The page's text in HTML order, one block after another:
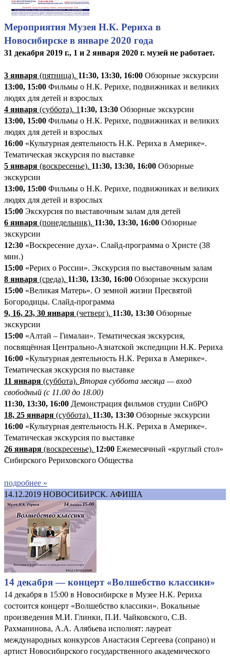
Мероприятия Музея Н.К. Рериха в
Новосибирске в январе 2020 года
31 декабря 2019 г., 1 и 2 января 2020 г. музей не работает.
3 января (пятница). 11:30, 13:30, 16:00 Обзорные экскурсии
13:00, 15:00 Фильмы о Н.К. Рерихе, подвижниках и великих
людях для детей и взрослых
4 января (суббота). 1 1:30, 13:30 Обзорные экскурсии
13:00, 15:00 Фильмы о Н.К. Рерихе, подвижниках и великих
людях для детей и взрослых
16:00 «Культурная деятельность Н.К. Рериха в Америке».
Тематическая экскурсия по выставке
5 января (воскресенье). 11:30, 13:30, 16:00 Обзорные
экскурсии
13:00, 15:00 Фильмы о Н.К. Рерихе, подвижниках и великих
людях для детей и взрослых
15:00 Экскурсия по выставочным залам для детей
6 января (понедельник). 11:30, 13:30, 16:00 Обзорные
экскурсии
12:30 «Воскресение духа». Слайд-программа о Христе (38
мин.)
15:00 «Рерих о России». Экскурсия по выставочным залам
8 января (среда). 11:30, 13:30, 16:00 Обзорные экскурсии
15:00 «Великая Матерь». О земной жизни Пресвятой
Богородицы. Слайд-программа
9, 16, 23, 30 января (четверг). 11:30, 13:30 Обзорные
экскурсии
15:00 «Алтай – Гималаи». Тематическая экскурсия,
посвящённая Центрально-Азиатской экспедиции Н.К. Рериха
16:00 «Культурная деятельность Н.К. Рериха в Америке».
Тематическая экскурсия по выставке
11 января (суббота). Вторая суббота месяца — вход
свободный (с 11.00 до 18.00)
11:30, 13:30, 16:00 Демонстрация фильмов студии СибРО
18, 25 января (суббота). 11:30, 13:30 Обзорные экскурсии
16:00 «Культурная деятельность Н.К. Рериха в Америке».
Тематическая экскурсия по выставке
26 января (воскресенье). 12:00 Ежемесячный «круглый стол»
Сибирского Рериховского Общества
подробнее »
14.12.2019 НОВОСИБИРСК. АФИША
14 декабря — концерт «Волшебство классики»
14 декабря в 15:00 в Новосибирске в Музее Н.К. Рериха
состоится концерт «Волшебство классики». Вокальные
произведения М.И. Глинки, П.И. Чайковского, С.В.
Рахманинова, А.А. Алябьева исполнят: лауреат
международных конкурсов Анастасия Сергеева (сопрано) и
артист Новосибирского государственного академического